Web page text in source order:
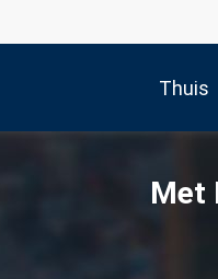
Thuis
Met